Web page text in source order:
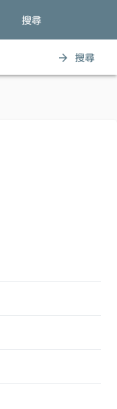
搜尋
arrow_forward 搜尋